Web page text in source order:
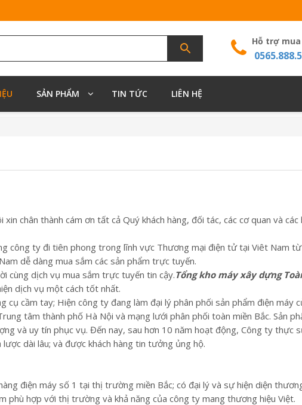
Hỗ trợ
SẢN PHẨM TIN TỨC LIÊN HỆ
xin chân thành cám ơn tất cả Quý khách hàng, đối tác, các cơ quan và
công ty đi tiên phong trong lĩnh vực Thương mại điện tử tại Viêt Nam từ
dễ dàng mua sắm các sản phẩm trực tuyến.
cùng dịch vụ mua sắm trực tuyến tin cậy.Tổng kho máy xây dựng
dịch vụ một cách tốt nhất.
cụ cầm tay; Hiện công ty đang làm đại lý phân phối sản phẩm điện máy
tâm thành phố Hà Nội và mạng lưới phân phối toàn miền Bắc. Sản
và uy tín phục vụ. Đến nay, sau hơn 10 năm hoạt động, Công ty thực
dài lâu; và được khách hàng tin tưởng ủng hộ.
điện máy số 1 tại thị trường miền Bắc; có đại lý và sự hiện diện
phù hợp với thị trường và khả năng của công ty mang thương hiệu Việt.